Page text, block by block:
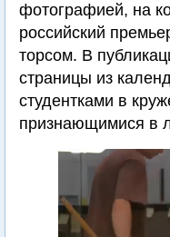
фотографией, на
российский
торсом. В
страницы из
студентками в
признающимися в